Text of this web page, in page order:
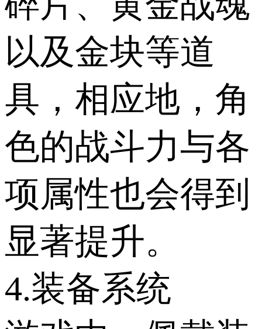
以及金块等道
具，相应地，角
色的战斗力与各
项属性也会得到
显著提升。
4.装备系统